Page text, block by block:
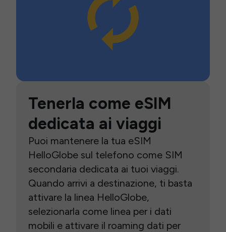
Tenerla come eSIM
dedicata ai viaggi
Puoi mantenere la tua eSIM
HelloGlobe sul telefono come SIM
secondaria dedicata ai tuoi viaggi.
Quando arrivi a destinazione, ti basta
attivare la linea HelloGlobe,
selezionarla come linea per i dati
mobili e attivare il roaming dati per